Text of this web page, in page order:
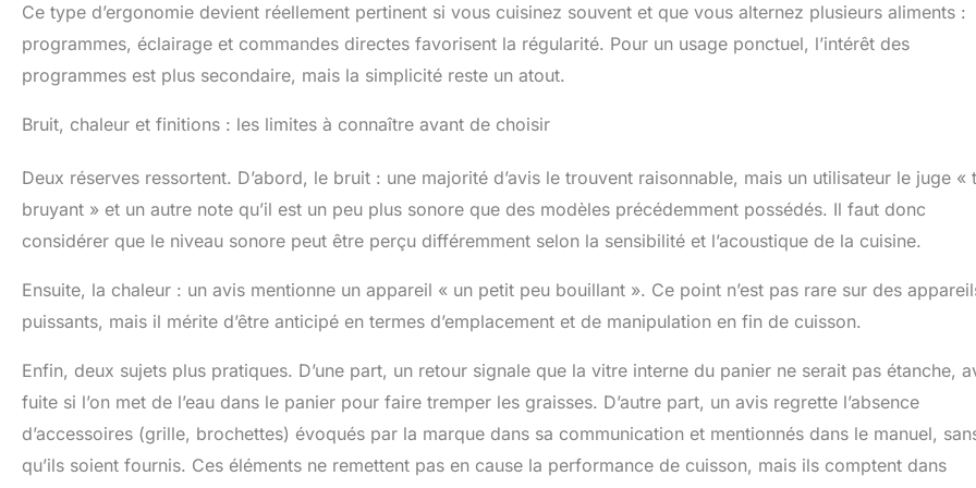
Ce type d’ergonomie devient réellement pertinent si vous cuisinez souvent et que vous alternez plusieurs aliments :
programmes, éclairage et commandes directes favorisent la régularité. Pour un usage ponctuel, l’intérêt des
programmes est plus secondaire, mais la simplicité reste un atout.
Bruit, chaleur et finitions : les limites à connaître avant de choisir
Deux réserves ressortent. D’abord, le bruit : une majorité d’avis le trouvent raisonnable, mais un utilisateur le juge «
bruyant » et un autre note qu’il est un peu plus sonore que des modèles précédemment possédés. Il faut donc
considérer que le niveau sonore peut être perçu différemment selon la sensibilité et l’acoustique de la cuisine.
Ensuite, la chaleur : un avis mentionne un appareil « un petit peu bouillant ». Ce point n’est pas rare sur des
puissants, mais il mérite d’être anticipé en termes d’emplacement et de manipulation en fin de cuisson.
Enfin, deux sujets plus pratiques. D’une part, un retour signale que la vitre interne du panier ne serait pas étanche,
fuite si l’on met de l’eau dans le panier pour faire tremper les graisses. D’autre part, un avis regrette l’absence
d’accessoires (grille, brochettes) évoqués par la marque dans sa communication et mentionnés dans le manuel,
qu’ils soient fournis. Ces éléments ne remettent pas en cause la performance de cuisson, mais ils comptent dans